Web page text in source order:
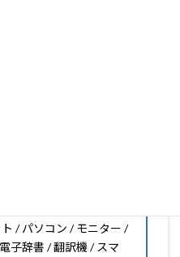
/ パソコン / モニター /
子辞書 / 翻訳機 / スマ